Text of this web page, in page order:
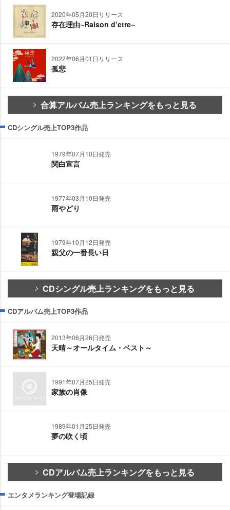
2020年05月20日リリース
存在理由~Raison d’etre~
2022年06月01日リリース
孤悲
合算アルバム売上ランキングをもっと見る
CDシングル売上TOP3作品
1979年07月10日発売
関白宣言
1977年03月10日発売
雨やどり
1979年10月12日発売
親父の一番長い日
CDシングル売上ランキングをもっと見る
CDアルバム売上TOP3作品
2013年06月26日発売
天晴～オールタイム・ベスト～
1991年07月25日発売
家族の肖像
1989年01月25日発売
夢の吹く頃
CDアルバム売上ランキングをもっと見る
エンタメランキング登場記録